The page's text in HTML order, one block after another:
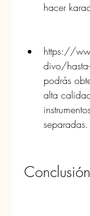
hacer
https://
divo/
podrás
alta
separadas.
Conclusión